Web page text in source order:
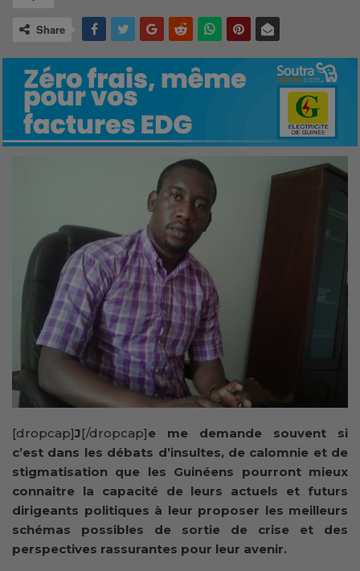
Share
[dropcap]J[/dropcap]e me demande souvent si
c’est dans les débats d’insultes, de calomnie et de
stigmatisation que les Guinéens pourront mieux
connaitre la capacité de leurs actuels et futurs
dirigeants politiques à leur proposer les meilleurs
schémas possibles de sortie de crise et des
perspectives rassurantes pour leur avenir.